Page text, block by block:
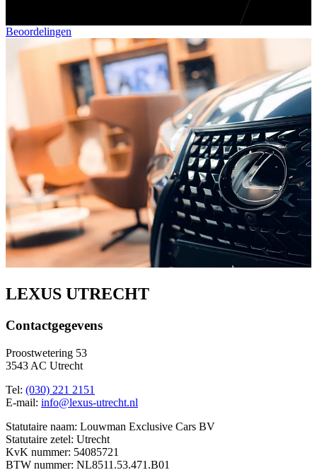
Beoordelingen
LEXUS UTRECHT
Contactgegevens
Proostwetering 53
3543 AC Utrecht
Tel: (030) 221 2151
E-mail: info@lexus-utrecht.nl
Statutaire naam: Louwman Exclusive Cars BV
Statutaire zetel: Utrecht
KvK nummer: 54085721
BTW nummer: NL8511.53.471.B01